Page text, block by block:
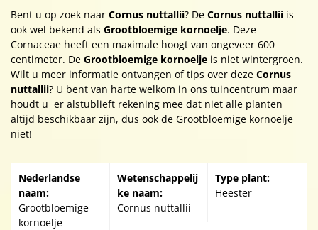
Bent u op zoek naar Cornus nuttallii? De Cornus nuttallii is
ook wel bekend als Grootbloemige kornoelje. Deze
Cornaceae heeft een maximale hoogt van ongeveer 600
centimeter. De Grootbloemige kornoelje is niet wintergroen.
Wilt u meer informatie ontvangen of tips over deze Cornus
nuttallii? U bent van harte welkom in ons tuincentrum maar
houdt u er alstublieft rekening mee dat niet alle planten
altijd beschikbaar zijn, dus ook de Grootbloemige kornoelje
niet!
Nederlandse
naam:
Grootbloemige
kornoelje
Wetenschappelij
ke naam:
Cornus nuttallii
Type plant:
Heester